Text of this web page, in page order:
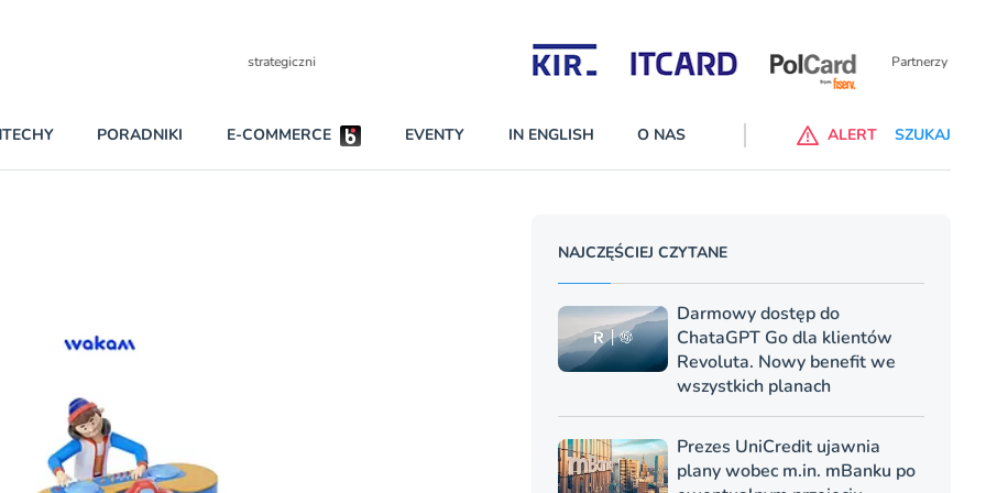
Partnerzy wspierający
W najniższych planach – Standard i Plus – z usługi będzie można korzsytać za
darmo przez trzy miesiące
PORADNIKI E-COMMERCE EVENTY IN ENGLISH O NAS ALERT SZUKAJ
NAJCZĘŚCIEJ CZYTANE
Darmowy dostęp do
ChataGPT Go dla klientów
Revoluta. Nowy benefit we
wszystkich planach
Prezes UniCredit ujawnia
plany wobec m.in. mBanku po